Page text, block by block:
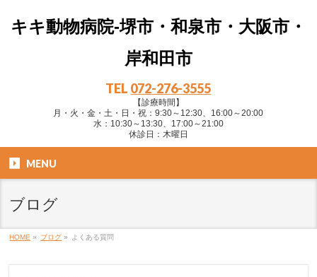
キキ動物病院-堺市・和泉市・大阪市・
岸和田市
TEL 072-276-3555
【診療時間】
月・火・金・土・日・祝：9:30～12:30、16:00～20:00
水：10:30～13:30、17:00～21:00
休診日：木曜日
MENU
ブログ
HOME » ブログ » よくある質問